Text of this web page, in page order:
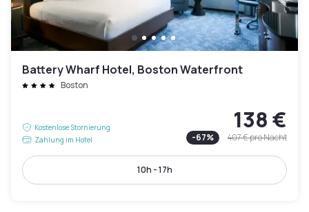
Battery Wharf Hotel, Boston Waterfront
Boston
Kostenlose Stornierung
Zahlung im Hotel
138 €
-67% 407 €pro Nacht
10h - 17h